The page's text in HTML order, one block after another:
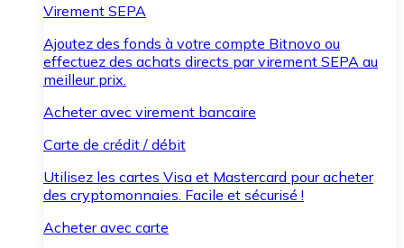
Virement SEPA
Ajoutez des fonds à votre compte Bitnovo ou
effectuez des achats directs par virement SEPA au
meilleur prix.
Acheter avec virement bancaire
Carte de crédit / débit
Utilisez les cartes Visa et Mastercard pour acheter
des cryptomonnaies. Facile et sécurisé !
Acheter avec carte